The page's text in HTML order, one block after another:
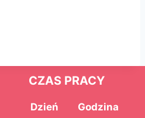
CZAS PRACY
Dzień Godzina